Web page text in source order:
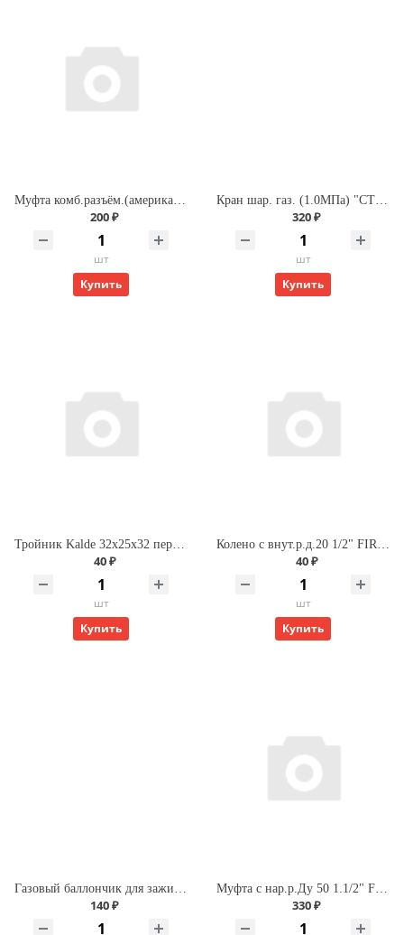
Муфта комб.разъём.(американка) с внутренней резьбой 20х 3/4" (200/25) (Valfex) БЕЛАЯ
200 ₽
шт
Купить
Кран шар. газ. (1.0МПа) "СТМ" ДУ-15 г/г (бабочка)
320 ₽
шт
Купить
40 ₽
шт
Купить
40 ₽
шт
Купить
140 ₽ 330 ₽